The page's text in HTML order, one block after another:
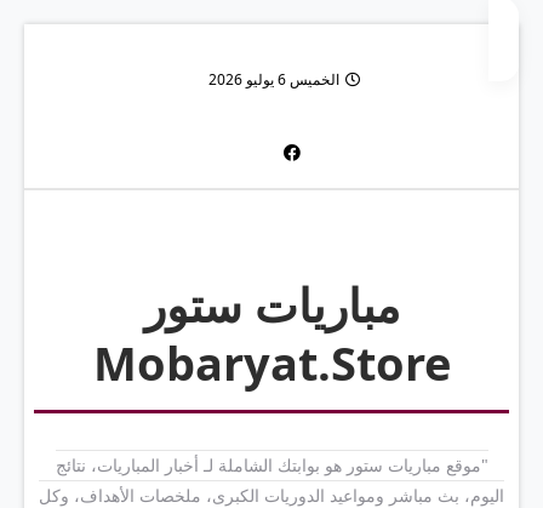
الخميس 6 يوليو 2026
مباريات ستور
Mobaryat.Store
"موقع مباريات ستور هو بوابتك الشاملة لـ أخبار المباريات، نتائج
اليوم، بث مباشر ومواعيد الدوريات الكبرى، ملخصات الأهداف، وكل